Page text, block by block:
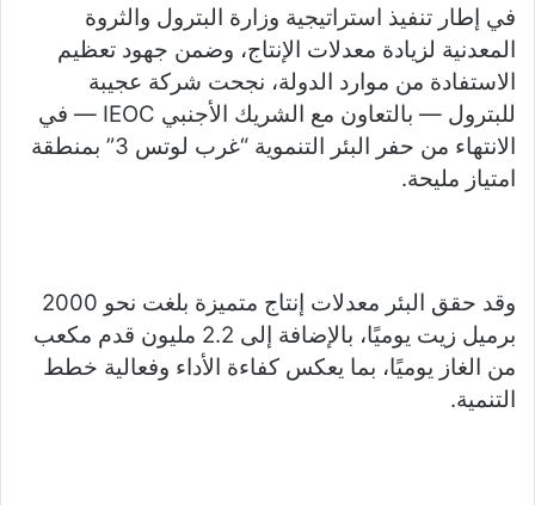
o
o
k
p
p
n
g
er
n
k
m
e
في إطار تنفيذ استراتيجية وزارة البترول والثروة
المعدنية لزيادة معدلات الإنتاج، وضمن جهود تعظيم
الاستفادة من موارد الدولة، نجحت شركة عجيبة
للبترول — بالتعاون مع الشريك الأجنبي IEOC — في
الانتهاء من حفر البئر التنموية “غرب لوتس 3” بمنطقة
امتياز مليحة.
وقد حقق البئر معدلات إنتاج متميزة بلغت نحو 2000
برميل زيت يوميًا، بالإضافة إلى 2.2 مليون قدم مكعب
من الغاز يوميًا، بما يعكس كفاءة الأداء وفعالية خطط
التنمية.